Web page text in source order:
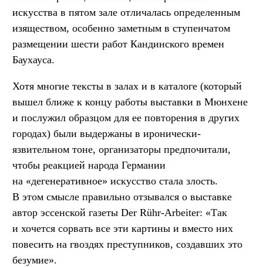
искусства в пятом зале отличалась определенным
изяществом, особенно заметным в ступенчатом
размещении шести работ Кандинского времен
Баухауса.
Хотя многие тексты в залах и в каталоге (который
вышел ближе к концу работы выставки в Мюнхене
и послужил образцом для ее повторения в других
городах) были выдержаны в иронически-
язвительном тоне, организаторы предпочитали,
чтобы реакцией народа Германии
на «дегенеративное» искусство стала злость.
В этом смысле правильно отзывался о выставке
автор эссенской газеты Der Rühr-Arbeiter: «Так
и хочется сорвать все эти картины и вместо них
повесить на гвоздях преступников, создавших это
безумие».